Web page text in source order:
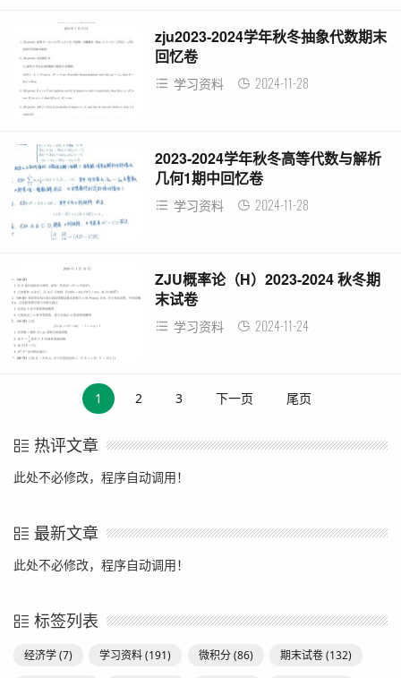
zju2023-2024学年秋冬抽象代数期末
回忆卷
学习资料 2024-11-28
2023-2024学年秋冬高等代数与解析
几何1期中回忆卷
学习资料 2024-11-28
ZJU概率论（H）2023-2024 秋冬期
末试卷
学习资料 2024-11-24
1 2 3 下一页 尾页
热评文章
此处不必修改，程序自动调用！
最新文章
此处不必修改，程序自动调用！
标签列表
经济学(7) 学习资料(191) 微积分(86) 期末试卷(132)